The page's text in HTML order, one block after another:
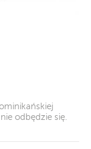
odbędzie się.